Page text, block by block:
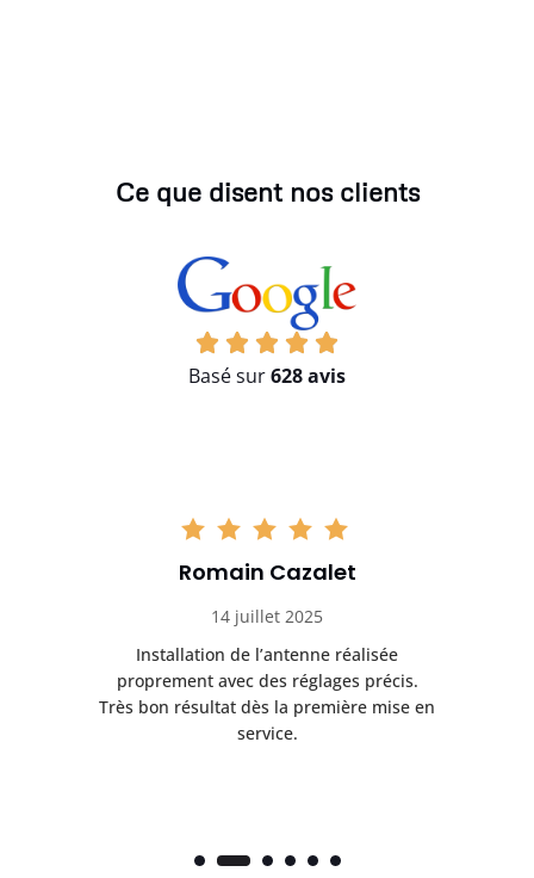
Ce que disent nos clients
Basé sur628 avis
Romain Cazalet
14 juillet 2025
Installation de l’antenne réalisée
proprement avec des réglages précis.
Très bon résultat dès la première mise en
service.